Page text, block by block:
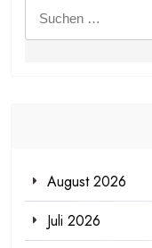
August 2026
Juli 2026